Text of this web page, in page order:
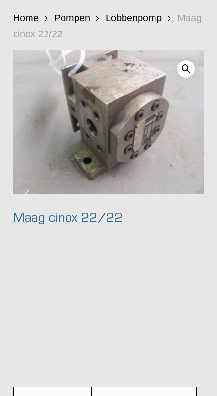
Home Pompen Lobbenpomp
Maag
cinox 22/22
Maag cinox 22/22